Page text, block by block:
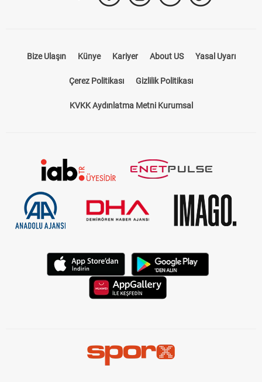
Bize Ulaşın Künye Kariyer About US Yasal Uyarı
Çerez Politikası Gizlilik Politikası
KVKK Aydınlatma Metni Kurumsal